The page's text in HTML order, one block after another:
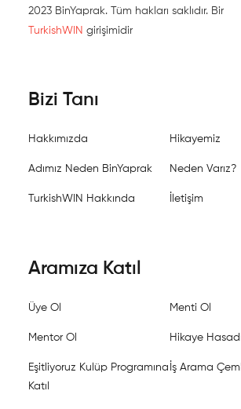
2023 BinYaprak. Tüm hakları saklıdır. Bir
TurkishWIN girişimidir
Bizi Tanı
Hakkımızda Hikayemiz
Adımız Neden BinYaprak Neden Varız?
TurkishWIN Hakkında İletişim
Aramıza Katıl
Üye Ol Menti Ol
Mentor Ol Hikaye
Eşitliyoruz Kulüp Programına
Katıl
İş Arama